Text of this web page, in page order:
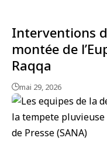
Interventions
montée de
Raqqa
mai 29, 2026